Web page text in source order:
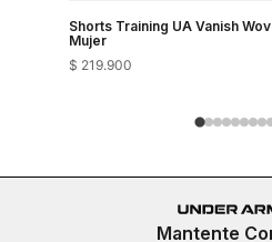
Shorts Training UA Vanish
Mujer
$ 219.900
Mantente